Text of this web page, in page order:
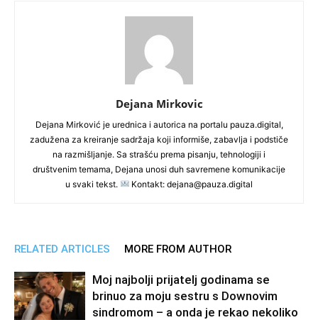
Dejana Mirkovic
Dejana Mirković je urednica i autorica na portalu pauza.digital,
zadužena za kreiranje sadržaja koji informiše, zabavlja i podstiče
na razmišljanje. Sa strašću prema pisanju, tehnologiji i
društvenim temama, Dejana unosi duh savremene komunikacije
u svaki tekst.
Kontakt: dejana@pauza.digital
RELATED ARTICLES MORE FROM AUTHOR
Moj najbolji prijatelj godinama se
brinuo za moju sestru s Downovim
sindromom – a onda je rekao nekoliko